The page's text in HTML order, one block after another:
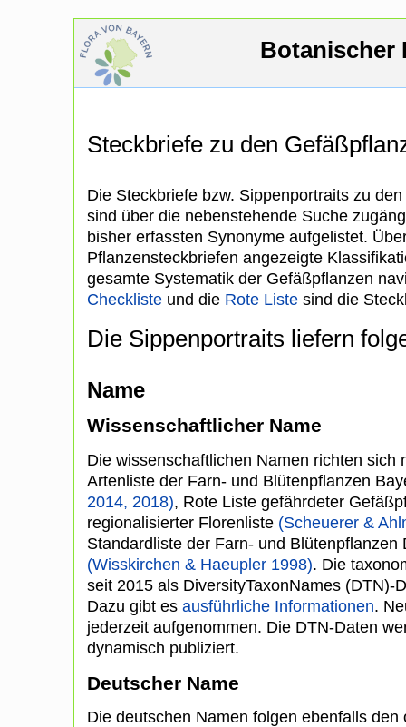
Botanischer
Steckbriefe zu den
Die Steckbriefe bzw. Sippenportraits zu
sind über die nebenstehende Suche
bisher erfassten Synonyme aufgelistet.
Pflanzensteckbriefen angezeigte
gesamte Systematik der Gefäßpflanzen
Checkliste und die Rote Liste sind die
Die Sippenportraits liefern
Name
Wissenschaftlicher Name
Die wissenschaftlichen Namen richten sich
Artenliste der Farn- und Blütenpflanzen
2014, 2018), Rote Liste gefährdeter
regionalisierter Florenliste (Scheuerer &
Standardliste der Farn- und Blütenpflanzen
(Wisskirchen & Haeupler 1998). Die
seit 2015 als DiversityTaxonNames (DTN)-
Dazu gibt es ausführliche Informationen.
jederzeit aufgenommen. Die DTN-Daten
dynamisch publiziert.
Deutscher Name
Die deutschen Namen folgen ebenfalls den